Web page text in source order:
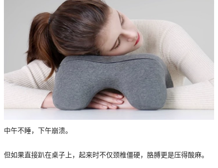
中午不睡，下午崩溃。
但如果直接趴在桌子上，起来时不仅颈椎僵硬，胳膊更是压得酸麻。